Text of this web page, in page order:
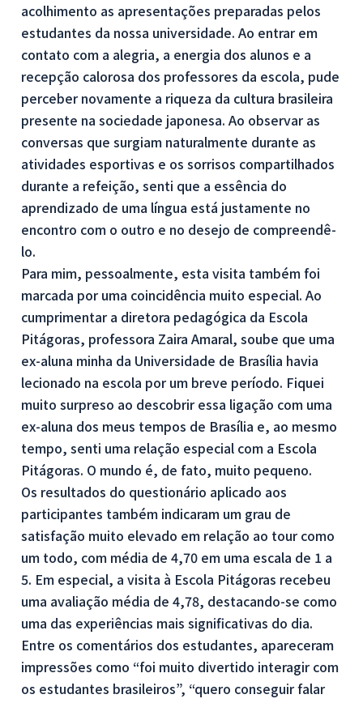
acolhimento as apresentações preparadas pelos
estudantes da nossa universidade. Ao entrar em
contato com a alegria, a energia dos alunos e a
recepção calorosa dos professores da escola, pude
perceber novamente a riqueza da cultura brasileira
presente na sociedade japonesa. Ao observar as
conversas que surgiam naturalmente durante as
atividades esportivas e os sorrisos compartilhados
durante a refeição, senti que a essência do
aprendizado de uma língua está justamente no
encontro com o outro e no desejo de compreendê-
lo.
Para mim, pessoalmente, esta visita também foi
marcada por uma coincidência muito especial. Ao
cumprimentar a diretora pedagógica da Escola
Pitágoras, professora Zaira Amaral, soube que uma
ex-aluna minha da Universidade de Brasília havia
lecionado na escola por um breve período. Fiquei
muito surpreso ao descobrir essa ligação com uma
ex-aluna dos meus tempos de Brasília e, ao mesmo
tempo, senti uma relação especial com a Escola
Pitágoras. O mundo é, de fato, muito pequeno.
Os resultados do questionário aplicado aos
participantes também indicaram um grau de
satisfação muito elevado em relação ao tour como
um todo, com média de 4,70 em uma escala de 1 a
5. Em especial, a visita à Escola Pitágoras recebeu
uma avaliação média de 4,78, destacando-se como
uma das experiências mais significativas do dia.
Entre os comentários dos estudantes, apareceram
impressões como “foi muito divertido interagir com
os estudantes brasileiros”, “quero conseguir falar